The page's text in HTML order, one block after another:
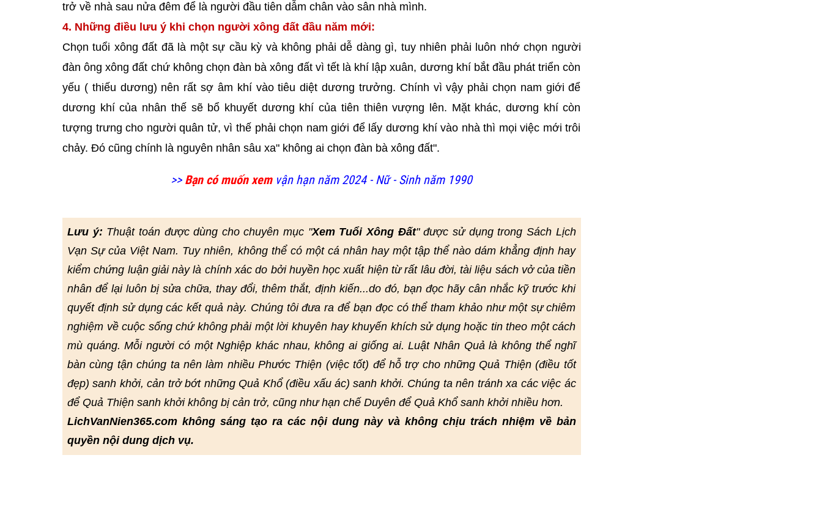
trở về nhà sau nửa đêm để là người đầu tiên dẫm chân vào sân nhà mình.
4. Những điều lưu ý khi chọn người xông đất đầu năm mới:
Chọn tuổi xông đất đã là một sự cầu kỳ và không phải dễ dàng gì, tuy nhiên phải luôn nhớ chọn người
đàn ông xông đất chứ không chọn đàn bà xông đất vì tết là khí lập xuân, dương khí bắt đầu phát triển còn
yếu ( thiếu dương) nên rất sợ âm khí vào tiêu diệt dương trưởng. Chính vì vậy phải chọn nam giới để
dương khí của nhân thế sẽ bổ khuyết dương khí của tiên thiên vượng lên. Mặt khác, dương khí còn
tượng trưng cho người quân tử, vì thế phải chọn nam giới để lấy dương khí vào nhà thì mọi việc mới trôi
chảy. Đó cũng chính là nguyên nhân sâu xa" không ai chọn đàn bà xông đất".
>> Bạn có muốn xemvận hạn năm 2024 - Nữ - Sinh năm 1990
Lưu ý: Thuật toán được dùng cho chuyên mục "Xem Tuổi Xông Đất" được sử dụng trong Sách Lịch
Vạn Sự của Việt Nam. Tuy nhiên, không thể có một cá nhân hay một tập thể nào dám khẳng định hay
kiểm chứng luận giải này là chính xác do bởi huyền học xuất hiện từ rất lâu đời, tài liệu sách vở của tiền
nhân để lại luôn bị sửa chữa, thay đổi, thêm thắt, định kiến...do đó, bạn đọc hãy cân nhắc kỹ trước khi
quyết định sử dụng các kết quả này. Chúng tôi đưa ra để bạn đọc có thể tham khảo như một sự chiêm
nghiệm về cuộc sống chứ không phải một lời khuyên hay khuyến khích sử dụng hoặc tin theo một cách
mù quáng. Mỗi người có một Nghiệp khác nhau, không ai giống ai. Luật Nhân Quả là không thể nghĩ
bàn cùng tận chúng ta nên làm nhiều Phước Thiện (việc tốt) để hỗ trợ cho những Quả Thiện (điều tốt
đẹp) sanh khởi, cản trở bớt những Quả Khổ (điều xấu ác) sanh khởi. Chúng ta nên tránh xa các việc ác
để Quả Thiện sanh khởi không bị cản trở, cũng như hạn chế Duyên để Quả Khổ sanh khởi nhiều hơn.
LichVanNien365.com không sáng tạo ra các nội dung này và không chịu trách nhiệm về bản
quyền nội dung dịch vụ.